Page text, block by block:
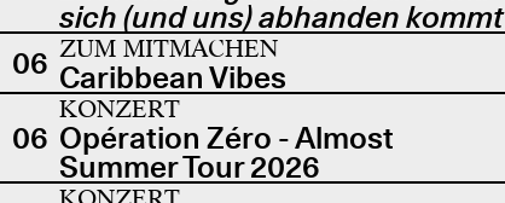
sich (und uns) abhanden kommt
06 ZUM MITMACHEN
Caribbean Vibes
06
KONZERT
Opération Zéro - Almost
Summer Tour 2026